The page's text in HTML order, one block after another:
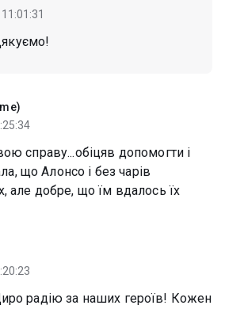
справу...обіцяв допомогти і
що Алонсо і без чарів
але добре, що їм вдалось їх
радію за наших героїв! Кожен